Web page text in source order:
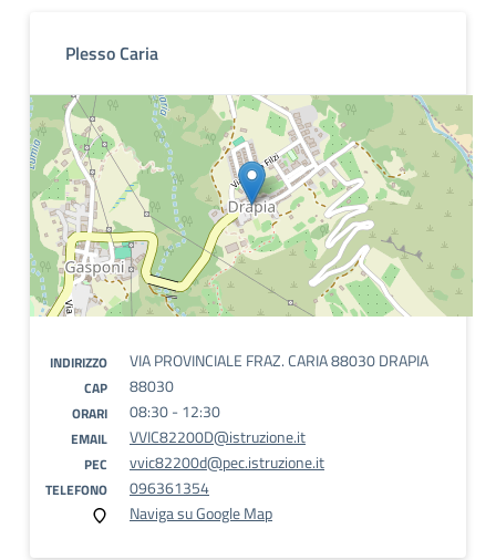
Plesso Caria
INDIRIZZO VIA PROVINCIALE FRAZ. CARIA 88030 DRAPIA
CAP 88030
ORARI 08:30 - 12:30
EMAIL VVIC82200D@istruzione.it
PEC vvic82200d@pec.istruzione.it
TELEFONO
096361354
Naviga su Google Map